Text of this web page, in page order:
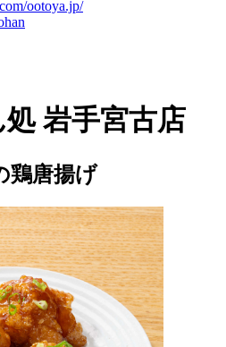
ootoya.jp/
岩手宮古店
鶏唐揚げ